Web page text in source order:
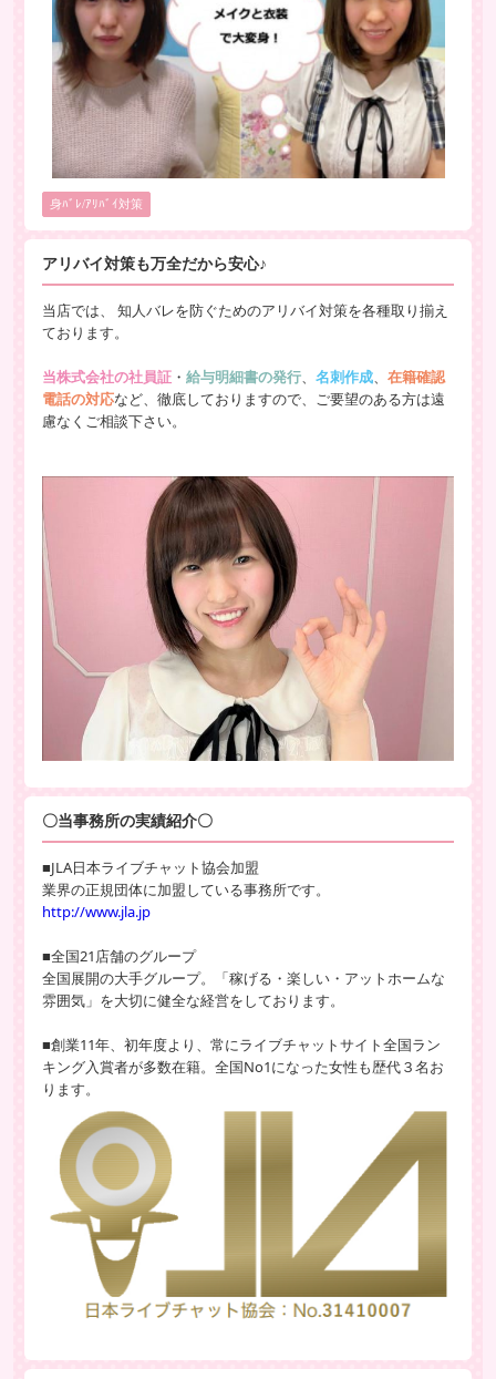
身ﾊﾞﾚ/ｱﾘﾊﾞｲ対策
アリバイ対策も万全だから安心♪
当店では、 知人バレを防ぐためのアリバイ対策を各種取り揃え
ております。
当株式会社の社員証 ・ 給与明細書の発行、 名刺作成、 在籍確認
電話の対応など、徹底しておりますので、ご要望のある方は遠
慮なくご相談下さい。
〇当事務所の実績紹介〇
■JLA日本ライブチャット協会加盟
業界の正規団体に加盟している事務所です。
http://www.jla.jp
■全国21店舗のグループ
全国展開の大手グループ。「稼げる・楽しい・アットホームな
雰囲気」を大切に健全な経営をしております。
■創業11年、初年度より、常にライブチャットサイト全国ラン
キング入賞者が多数在籍。全国No1になった女性も歴代３名お
ります。